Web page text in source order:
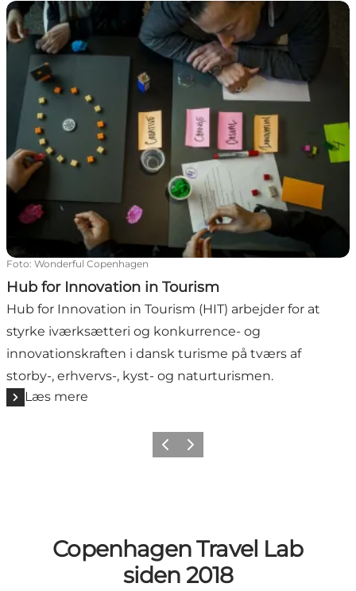
Hub for Innovation in Tourism
Foto: Wonderful Copenhagen
Hub for Innovation in Tourism
Hub for Innovation in Tourism (HIT) arbejder for at
styrke iværksætteri og konkurrence- og
innovationskraften i dansk turisme på tværs af
storby-, erhvervs-, kyst- og naturturismen.
Læs mere
ForrigeNæste
Copenhagen Travel Lab
siden 2018